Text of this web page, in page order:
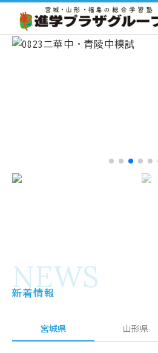
NEWS
新着情報
宮城県 山形県